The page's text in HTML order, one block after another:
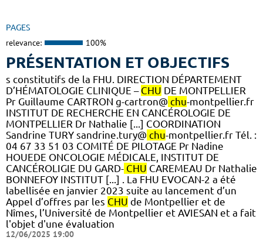
PAGES
relevance: 100%
PRÉSENTATION ET OBJECTIFS
s constitutifs de la FHU. DIRECTION DÉPARTEMENT
D’HÉMATOLOGIE CLINIQUE – CHU DE MONTPELLIER
Pr Guillaume CARTRON g-cartron@ chu-montpellier.fr
INSTITUT DE RECHERCHE EN CANCÉROLOGIE DE
MONTPELLIER Dr Nathalie [...] COORDINATION
Sandrine TURY sandrine.tury@ chu-montpellier.fr Tél. :
04 67 33 51 03 COMITÉ DE PILOTAGE Pr Nadine
HOUEDE ONCOLOGIE MÉDICALE, INSTITUT DE
CANCÉROLIGIE DU GARD- CHU CAREMEAU Dr Nathalie
BONNEFOY INSTITUT [...] . La FHU EVOCAN-2 a été
labellisée en janvier 2023 suite au lancement d’un
Appel d’offres par les CHU de Montpellier et de
Nîmes, l’Université de Montpellier et AVIESAN et a fait
l'objet d'une évaluation
12/06/2025 19:00